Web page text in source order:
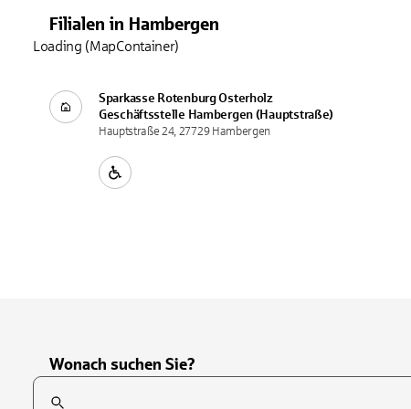
Filialen in Hambergen
Sparkasse Rotenburg Osterholz
Geschäftsstelle Hambergen (Hauptstraße)
Hauptstraße 24, 27729 Hambergen
Loading (MapContainer)
Wonach suchen Sie?
Suchfeld